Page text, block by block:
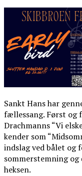
Sankt Hans har
fællessang. Først og
Drachmanns “Vi
kender som
indslag ved bålet og
sommerstemning
heksen.